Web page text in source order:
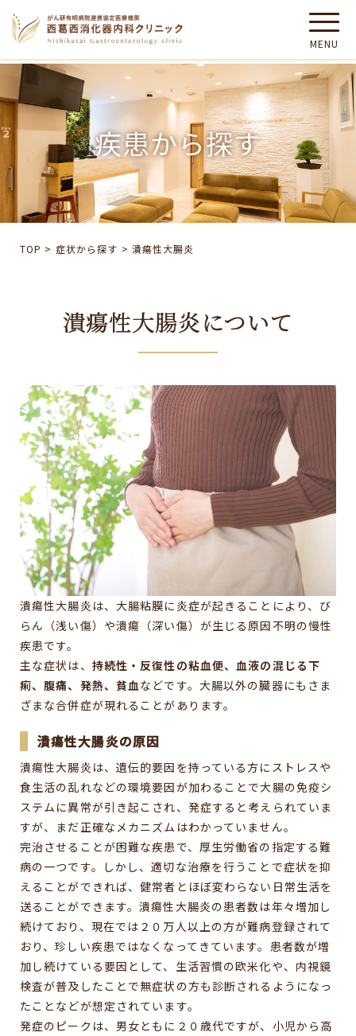
疾患から探す
TOP > 症状から探す > 潰瘍性大腸炎
潰瘍性大腸炎について
潰瘍性大腸炎は、大腸粘膜に炎症が起きることにより、び
らん（浅い傷）や潰瘍（深い傷）が生じる原因不明の慢性
疾患です。
主な症状は、 持続性・反復性の粘血便、血液の混じる下
痢、腹痛、発熱、貧血などです。大腸以外の臓器にもさま
ざまな合併症が現れることがあります。
潰瘍性大腸炎の原因
潰瘍性大腸炎は、遺伝的要因を持っている方にストレスや
食生活の乱れなどの環境要因が加わることで大腸の免疫シ
ステムに異常が引き起こされ、発症すると考えられていま
すが、まだ正確なメカニズムはわかっていません。
完治させることが困難な疾患で、厚生労働省の指定する難
病の一つです。しかし、適切な治療を行うことで症状を抑
えることができれば、健常者とほぼ変わらない日常生活を
送ることができます。潰瘍性大腸炎の患者数は年々増加し
続けており、現在では２０万人以上の方が難病登録されて
おり、珍しい疾患ではなくなってきています。患者数が増
加し続けている要因として、生活習慣の欧米化や、内視鏡
検査が普及したことで無症状の方も診断されるようになっ
たことなどが想定されています。
発症のピークは、男女ともに２０歳代ですが、小児から高